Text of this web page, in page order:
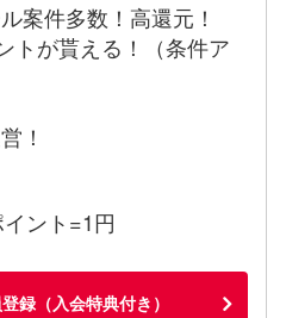
案件多数！高還元！
トが貰える！（条件ア
！
ント=1円
録（入会特典付き）